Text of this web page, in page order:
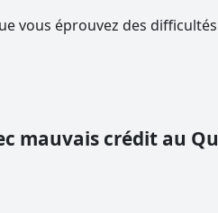
vous éprouvez des
mauvais crédit au